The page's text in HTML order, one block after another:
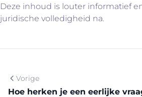
Deze inhoud is louter informatief
juridische volledigheid na.
Vorige
Hoe herken je een eerlijke